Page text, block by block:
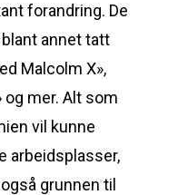
forandring. De
annet tatt
Malcolm X»,
og mer. Alt som
vil kunne
arbeidsplasser,
grunnen til